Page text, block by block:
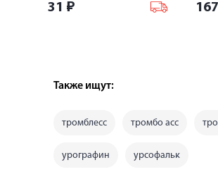
31 ₽ 167
Также ищут:
тромблесс тромбо асс
урографин урсофальк